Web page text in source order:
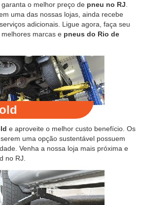
o melhor preço de pneu no RJ
uma das nossas lojas, ainda recebe
adicionais. Ligue agora, faça seu
marcas e pneus do Rio de
e aproveite o melhor custo benefício. Os
uma opção sustentável possuem
Venha a nossa loja mais próxima e
no RJ.